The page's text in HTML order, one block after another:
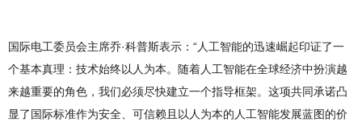
国际电工委员会主席乔·科普斯表示：“人工智能的迅速崛起印证了一
个基本真理：技术始终以人为本。随着人工智能在全球经济中扮演越
来越重要的角色，我们必须尽快建立一个指导框架。这项共同承诺凸
显了国际标准作为安全、可信赖且以人为本的人工智能发展蓝图的价